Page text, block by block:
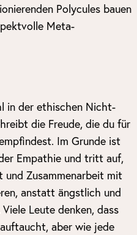
Polycules bauen
Meta-
in der ethischen Nicht-
die Freude, die du für
Im Grunde ist
Empathie und tritt auf,
und Zusammenarbeit mit
anstatt ängstlich und
Leute denken, dass
aber wie jede